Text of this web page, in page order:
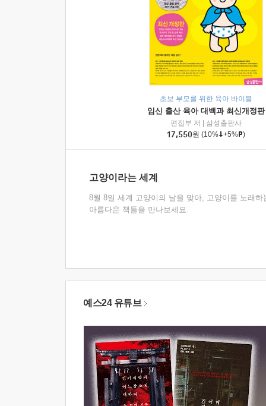
초보 부모를 위한 육아 바이블
임신 출산 육아 대백과 최신개정판
편집부 저
삼성출판사
17,550원 (10% +5% )
고양이라는 세계
8월 8일 세계 고양이의 날을 맞아, 고양이를 노래하
아름다운 책들을 만나보세요.
예스24 유튜브